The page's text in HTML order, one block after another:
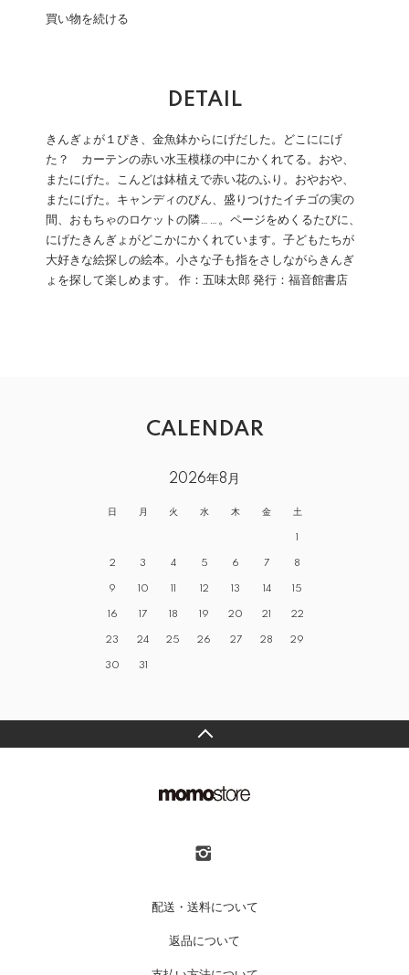
買い物を続ける
DETAIL
きんぎょが１ぴき、金魚鉢からにげだした。どこににげ
た？ カーテンの赤い水玉模様の中にかくれてる。おや、
またにげた。こんどは鉢植えで赤い花のふり。おやおや、
またにげた。キャンディのびん、盛りつけたイチゴの実の
間、おもちゃのロケットの隣……。ページをめくるたびに、
にげたきんぎょがどこかにかくれています。子どもたちが
大好きな絵探しの絵本。小さな子も指をさしながらきんぎ
ょを探して楽しめます。 作：五味太郎 発行：福音館書店
CALENDAR
2026年8月
日 月 火 水 木 金 土
1
2 3 4 5 6 7 8
9 10 11 12 13 14 15
16 17 18 19 20 21 22
23 24 25 26 27 28 29
30 31
配送・送料について
返品について